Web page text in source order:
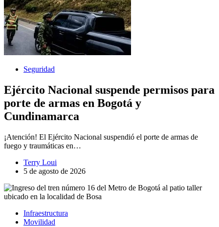
Seguridad
Ejército Nacional suspende permisos para
porte de armas en Bogotá y
Cundinamarca
¡Atención! El Ejército Nacional suspendió el porte de armas de
fuego y traumáticas en…
Terry Loui
5 de agosto de 2026
Infraestructura
Movilidad